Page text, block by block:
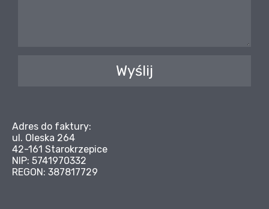
Wyślij
Adres do faktury:
ul. Oleska 264
42-161 Starokrzepice
NIP: 5741970332
REGON: 387817729